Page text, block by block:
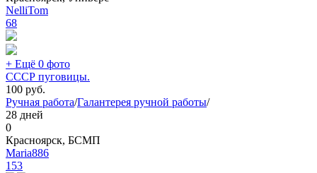
NelliTom
68
+ Ещё 0 фото
СССР пуговицы.
100 руб.
Ручная работа/Галантерея ручной работы/
28 дней
0
Красноярск, БСМП
Maria886
153